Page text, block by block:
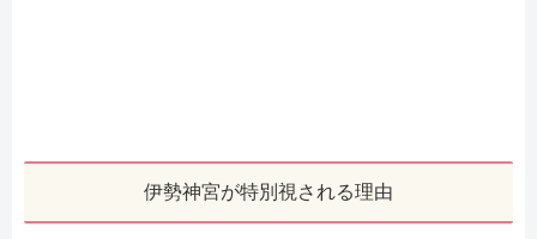
伊勢神宮が特別視される理由